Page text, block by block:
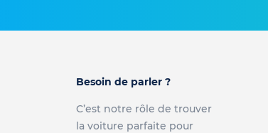
Besoin de parler ?
C’est notre rôle de trouver
la voiture parfaite pour